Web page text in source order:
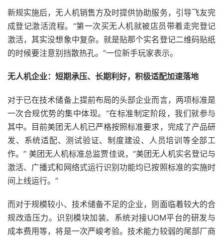
新规实施后，无人机销售方及时提供协助服务，引导飞友完
成登记激活流程。“第一次买无人机就被店员带着走完登记
激活，其实没想象中复杂。就是贴那个实名登记二维码贴纸
的时候要注意别挡散热孔。”一位新手玩家表示。
无人机企业：短期承压、长期利好，积极适配加速落地
对于已在技术储备上提前布局的头部企业而言，两项标准是
一次合规优势的集中体现。“在标准制定阶段，我们就参与
其中。目前美团无人机已严格按照标准要求，完成了产品研
发、系统适配、测试验证、制度建设、人员培训等全部工
作。” 美团无人机标准总监贾佳说，“美团无人机实名登记与
激活、广播式和网络式运行识别功能均已按照标准的实施时
间上线运行。”
而对于规模较小、技术储备不足的企业，则面临着较大的合
规改造压力。识别模块加装、系统对接UOM平台的研发与
成本费用等，将是一次严峻考验。技术能力较弱的尾部厂商